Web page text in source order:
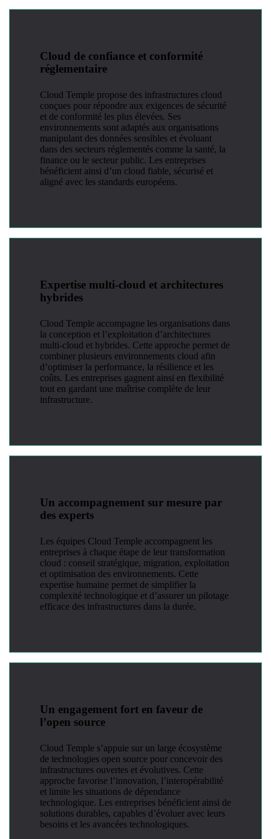
Cloud de confiance et conformité
réglementaire
Cloud Temple propose des infrastructures cloud
conçues pour répondre aux exigences de sécurité
et de conformité les plus élevées. Ses
environnements sont adaptés aux organisations
manipulant des données sensibles et évoluant
dans des secteurs réglementés comme la santé, la
finance ou le secteur public. Les entreprises
bénéficient ainsi d’un cloud fiable, sécurisé et
aligné avec les standards européens.
Expertise multi-cloud et architectures
hybrides
Cloud Temple accompagne les organisations dans
la conception et l’exploitation d’architectures
multi-cloud et hybrides. Cette approche permet de
combiner plusieurs environnements cloud afin
d’optimiser la performance, la résilience et les
coûts. Les entreprises gagnent ainsi en flexibilité
tout en gardant une maîtrise complète de leur
infrastructure.
Un accompagnement sur mesure par
des experts
Les équipes Cloud Temple accompagnent les
entreprises à chaque étape de leur transformation
cloud : conseil stratégique, migration, exploitation
et optimisation des environnements. Cette
expertise humaine permet de simplifier la
complexité technologique et d’assurer un pilotage
efficace des infrastructures dans la durée.
Un engagement fort en faveur de
l’open source
Cloud Temple s’appuie sur un large écosystème
de technologies open source pour concevoir des
infrastructures ouvertes et évolutives. Cette
approche favorise l’innovation, l’interopérabilité
et limite les situations de dépendance
technologique. Les entreprises bénéficient ainsi de
solutions durables, capables d’évoluer avec leurs
besoins et les avancées technologiques.